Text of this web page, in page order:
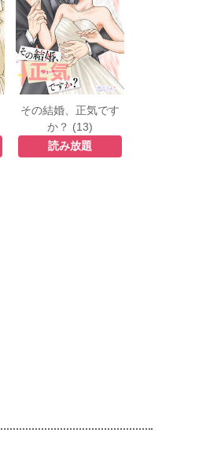
その結婚、正気です
か？ (13)
読み放題